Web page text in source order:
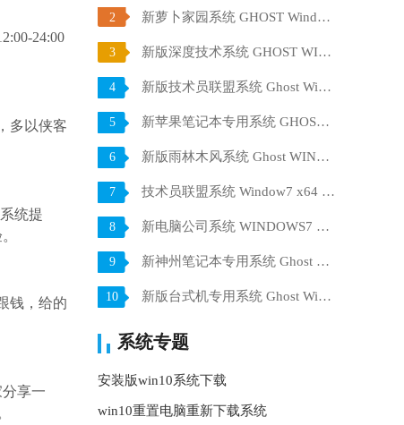
24:00
多以侠客
统提
钱，给的
享一
2 新萝卜家园系统 GHOST Windows10 X64 SP1 稳定装机版 V2021.07
3 新版深度技术系统 GHOST WIN10 X64 SP1 通用旗舰版 V2021.07
4 新版技术员联盟系统 Ghost Win10 X64 稳定装机版 V2021.07
5 新苹果笔记本专用系统 GHOST Window7 86 官方稳定版 V2021.07
6 新版雨林木风系统 Ghost WINDOWS7 X32位 SP1 快速装机版 V2021.07
7 技术员联盟系统 Window7 x64 旗舰版原版ISO下载 V2021.07
8 新电脑公司系统 WINDOWS7 X32位 装机旗舰版下载 V2021.07
9 新神州笔记本专用系统 Ghost win7 x64 装机稳定版 V2021.07
10 新版台式机专用系统 Ghost Win10 32位 旗舰版 V2021.07
系统专题
安装版win10系统下载
win10重置电脑重新下载系统